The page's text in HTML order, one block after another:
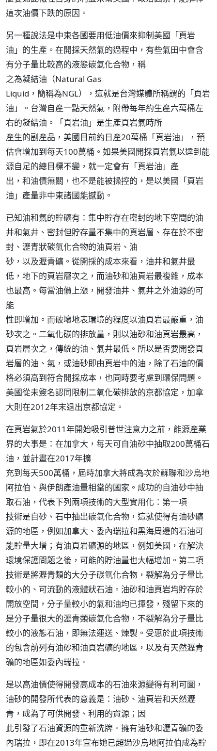
這次油價下跌的原因。
另一種說法是中東各國要用低油價來抑制美國「頁岩
油」的生產。在開採天然氣的過程中，有些氣田中會含
有分子量比較高的液態碳氫化合物，稱
之為凝結油（Natural Gas
Liquid，簡稱為NGL），這就是台灣媒體所稱謂的「頁岩
油」。台灣自產一點天然氣，附帶每年約生產六萬桶左
右的凝結油。「頁岩油」是生產頁岩氣時所
產生的副產品，美國目前約日產20萬桶「頁岩油」，預
估會增加到每天100萬桶。如果美國開採頁岩氣以達到能
源自足的總目標不變，就一定會有「頁岩油」產
出，和油價無關，也不是能被操控的，是以美國「頁岩
油」產量非中東諸國能撼動。
已知油和氣的貯礦有：集中貯存在密封的地下空間的油
井和氣井、密封但貯存量不集中的頁岩層、存在於不密
封、瀝青狀碳氫化合物的油頁岩、油
砂，以及瀝青礦。從開採的成本來看，油井和氣井最
低，地下的頁岩層次之，而油砂和油頁岩最複雜，成本
也最高。每當油價上漲，開發油井、氣井之外油源的可
能
性即增加。而破壞地表環境的程度以油頁岩最嚴重，油
砂次之。二氧化碳的排放量，則以油砂和油頁岩最高，
頁岩層次之，傳統的油、氣井最低。所以是否要開發頁
岩層的油、氣，或油砂即由頁岩中的油，除了石油的價
格必須高到符合開採成本，也同時要考慮到環保問題。
美國從未簽名認同限制二氧化碳排放的京都協定，加拿
大則在2012年末退出京都協定。
在頁岩氣於2011年開始吸引普世注意力之前，能源產業
界的大事是：在加拿大，每天可自油砂中抽取200萬桶石
油，並計畫在2017年擴
充到每天500萬桶，屆時加拿大將成為次於蘇聯和沙烏地
阿拉伯、與伊朗產油量相當的國家。成功的自油砂中抽
取石油，代表下列兩項技術的大型實用化：第一項
技術是自砂、石中抽出碳氫化合物，這就使得有油砂礦
源的地區，例如加拿大、委內瑞拉和黑海周邊的石油可
能貯量大增；有油頁岩礦源的地區，例如美國，在解決
環境保護問題之後，可能的貯油量也大幅增加。第二項
技術是將瀝青類的大分子碳氫化合物，裂解為分子量比
較小的、可流動的液體狀石油。油砂和油頁岩均貯存於
開放空間，分子量較小的氣和油均已揮發，殘留下來的
是分子量很大的瀝青類碳氫化合物，不裂解為分子量比
較小的液態石油，即無法運送、煉製。受惠於此項技術
的包含前列有油砂和油頁岩礦的地區，以及有天然瀝青
礦的地區如委內瑞拉。
是以高油價使得開發高成本的石油來源變得有利可圖，
油砂的開發所代表的意義是：油砂、油頁岩和天然瀝
青，成為了可供開發、利用的資源；因
此引發了石油資源的重新洗牌。擁有油砂和瀝青礦的委
內瑞拉，即在2013年宣布她已超過沙烏地阿拉伯成為貯